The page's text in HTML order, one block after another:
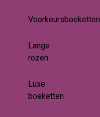
Voorkeursboeketten
Lange
rozen
Luxe
boeketten